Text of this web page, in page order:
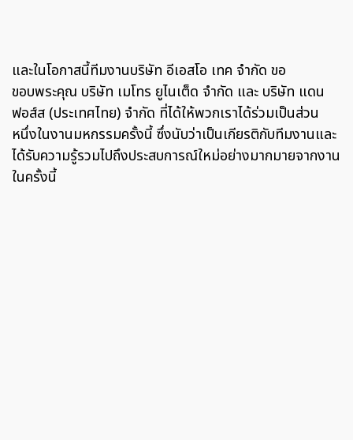
และในโอกาสนี้ทีมงานบริษัท อีเอสโอ เทค จำกัด ขอ
ขอบพระคุณ บริษัท เมโทร ยูไนเต็ด จำกัด และ บริษัท แดน
ฟอส์ส (ประเทศไทย) จำกัด ที่ได้ให้พวกเราได้ร่วมเป็นส่วน
หนึ่งในงานมหกรรมครั้งนี้ ซึ่งนับว่าเป็นเกียรติกับทีมงานและ
ได้รับความรู้รวมไปถึงประสบการณ์ใหม่อย่างมากมายจากงาน
ในครั้งนี้